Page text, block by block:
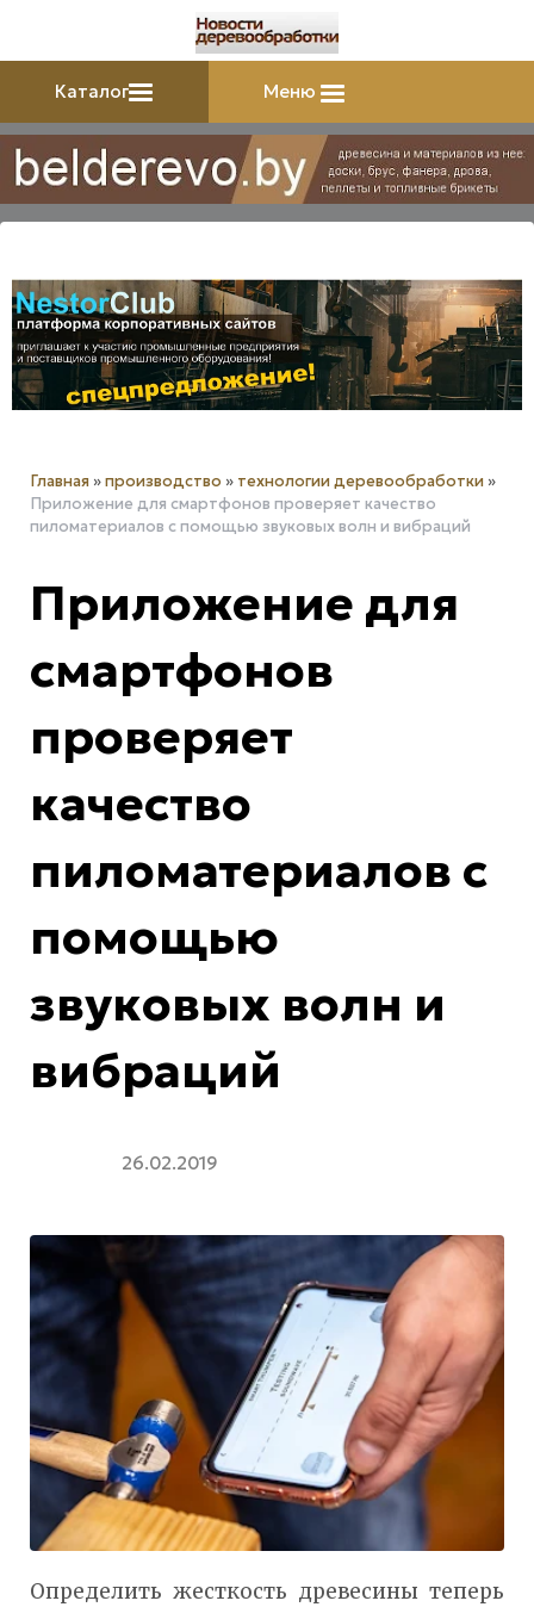
Каталог Меню
Главная »производство » технологии деревообработки »
Приложение для смартфонов проверяет качество
пиломатериалов с помощью звуковых волн и вибраций
Приложение для
смартфонов
проверяет
качество
пиломатериалов с
помощью
звуковых волн и
вибраций
26.02.2019
Определить жесткость древесины теперь